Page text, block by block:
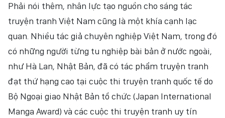
Phải nói thêm, nhân lực tạo nguồn cho sáng tác
truyện tranh Việt Nam cũng là một khía cạnh lạc
quan. Nhiều tác giả chuyên nghiệp Việt Nam, trong đó
có những người từng tu nghiệp bài bản ở nước ngoài,
như Hà Lan, Nhật Bản, đã có tác phẩm truyện tranh
đạt thứ hạng cao tại cuộc thi truyện tranh quốc tế do
Bộ Ngoại giao Nhật Bản tổ chức (Japan International
Manga Award) và các cuộc thi truyện tranh uy tín